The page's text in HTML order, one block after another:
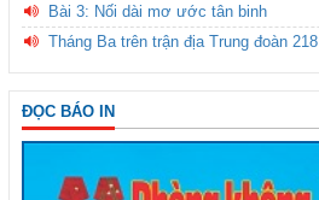
Bài 3: Nối dài mơ ước tân binh
Tháng Ba trên trận địa Trung đoàn 218
ĐỌC BÁO IN